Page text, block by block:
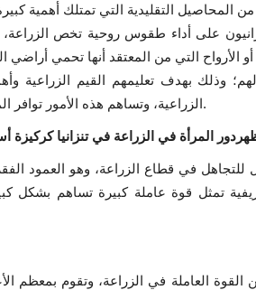
على أداء طقوس روحية تخص
أو الأرواح التي من المعتقد أنها تحمي أراضي
وذلك بهدف تعليمهم القيم الزراعية
الزراعية، وتساهم هذه الأمور توافر المعرفة للأجيال بمرور الزمن.
المرأة في الزراعة في تنزانيا كركيزة
للتجاهل في قطاع الزراعة، وهو العمود
تمثل قوة عاملة كبيرة تساهم بشكل
القوة العاملة في الزراعة، وتقوم بمعظم